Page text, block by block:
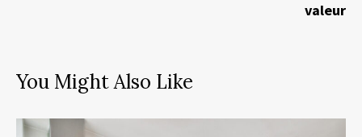
valeur
You Might Also Like